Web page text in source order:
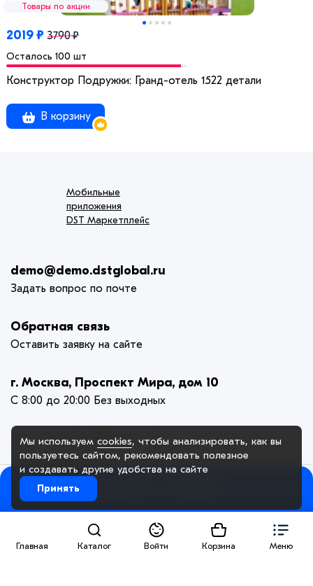
Главная Каталог Войти Корзина Меню
Товары по акции
2019 ₽ 3790 ₽
Осталось 100 шт
Конструктор Подружки: Гранд-отель 1522 детали
В корзину
Мобильные
приложения
DST Маркетплейс
demo@demo.dstglobal.ru
Задать вопрос по почте
Обратная связь
Оставить заявку на сайте
г. Москва, Проспект Мира, дом 10
С 8:00 до 20:00 Без выходных
© 2005-2025. ООО «Демо Компания», официальный сайт. Сайт
demo.dstglobal.ru использует куки-файлы и другие технологии,
чтобы помочь вам в навигации, а также предоставить лучший
пользовательский опыт, анализировать использование наших
продуктов и услуг, повысить качество рекламных и
маркетинговых активностей. Если Вы не хотите, чтобы Ваши
Мы используем cookies, чтобы анализировать, как вы
пользуетесь сайтом, рекомендовать полезное
и создавать другие удобства на сайте
Принять